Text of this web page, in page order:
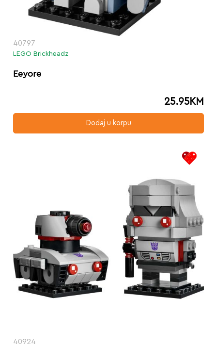
40797
LEGO Brickheadz
Eeyore
25.95KM
Dodaj u korpu
40924